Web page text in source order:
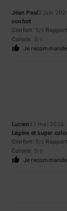
Jean Paul2 juin
confort
Confort: 5/5
Coloris: 5/5
Je
Lucien31 mai 2026
Légère et super
Confort: 5/5
Coloris: 5/5
Je